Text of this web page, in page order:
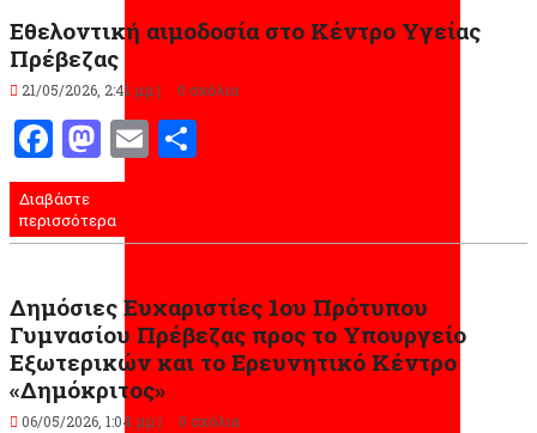
Εθελοντική αιμοδοσία στο Κέντρο Υγείας
Πρέβεζας
21/05/2026, 2:41 μμ | 0 σχόλια
Facebook
Mastodon
Email
Διαβάστε
περισσότερα
Δημόσιες Ευχαριστίες 1ου Πρότυπου
Γυμνασίου Πρέβεζας προς το Υπουργείο
Εξωτερικών και το Ερευνητικό Κέντρο
«Δημόκριτος»
06/05/2026, 1:04 μμ | 0 σχόλια